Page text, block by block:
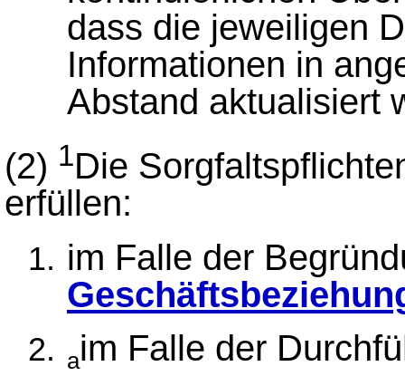
dass die jeweiligen
Informationen in
Abstand aktualisiert
(2) 1Die
erfüllen:
im Falle der
aim Falle der